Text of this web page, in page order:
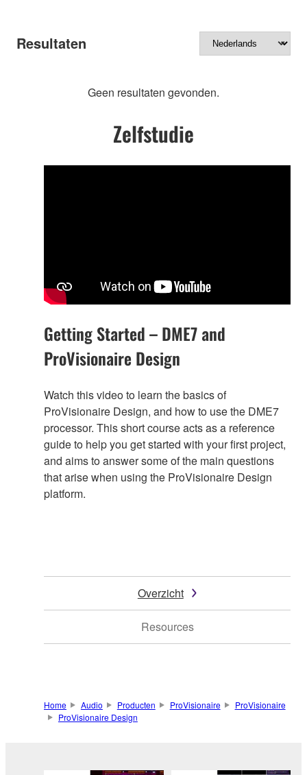
Resultaten
Geen resultaten gevonden.
Zelfstudie
Getting Started – DME7 and
ProVisionaire Design
Watch this video to learn the basics of
ProVisionaire Design, and how to use the DME7
processor. This short course acts as a reference
guide to help you get started with your first project,
and aims to answer some of the main questions
that arise when using the ProVisionaire Design
platform.
Overzicht
Resources
Home Audio Producten ProVisionaire
ProVisionaire
ProVisionaire Design